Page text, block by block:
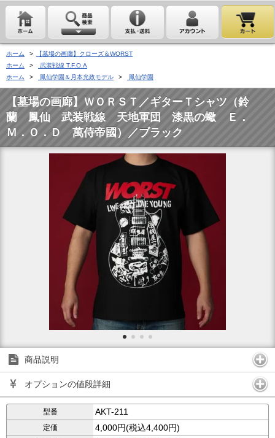
ホーム >
【墓場の画廊】クローズ＆WORST
ホーム
>
武装戦線 T.F.O.A
ホーム
> 鳳仙学園＆月本光政モデル > 鳳仙学園
【墓場の画廊】ＷＯＲＳＴ／ギターＴシャツ（鈴
蘭 鳳仙 武装戦線 天地軍団 漆黒の蠍 Ｅ．
Ｍ．Ｏ．Ｄ 萬侍帝國）／ブラック
商品説明
オプションの値段詳細
型番 AKT-211
定価 4,000円(税込4,400円)